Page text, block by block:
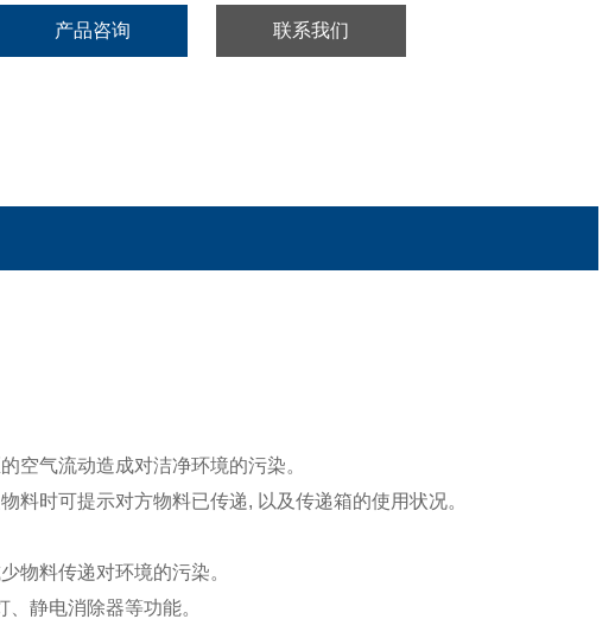
产品咨询 联系我们
空气流动造成对洁净环境的污染。
料时可提示对方物料已传递, 以及传递箱的使用状况。
物料传递对环境的污染。
静电消除器等功能。